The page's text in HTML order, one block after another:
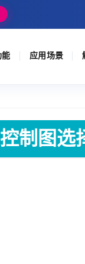
能 应用场景
制图选